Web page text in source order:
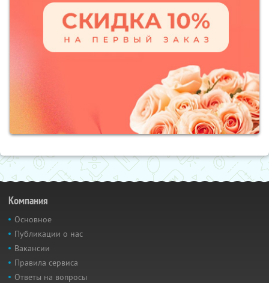
Компания
Основное
Публикации о нас
Вакансии
Правила сервиса
Ответы на вопросы